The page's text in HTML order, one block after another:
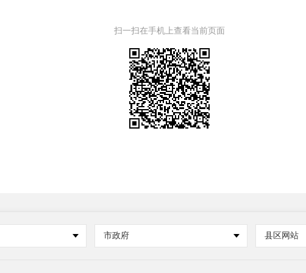
扫一扫在手机上查看当前页面
市政府 县区网站